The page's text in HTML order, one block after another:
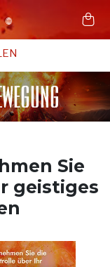
Sie
geistiges